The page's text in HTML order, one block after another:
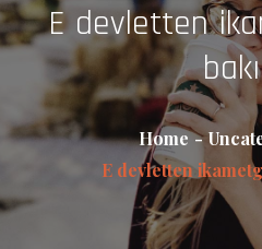
E devletten
Home
E devletten